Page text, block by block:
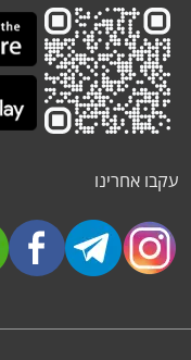
עקבו אחרינו